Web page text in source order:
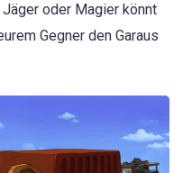
oder Magier könnt
Gegner den Garaus